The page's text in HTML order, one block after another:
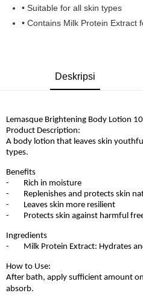
• Suitable for all skin types
• Contains Milk Protein Extract
Deskripsi
Lemasque Brightening Body Lotion
Product Description:
A body lotion that leaves skin
types.
Benefits
- Rich in moisture
- Replenishes and protects skin
- Leaves skin more resilient
- Protects skin against harmful
Ingredients
- Milk Protein Extract: Hydrates
How to Use:
After bath, apply sufficient amount
absorb.